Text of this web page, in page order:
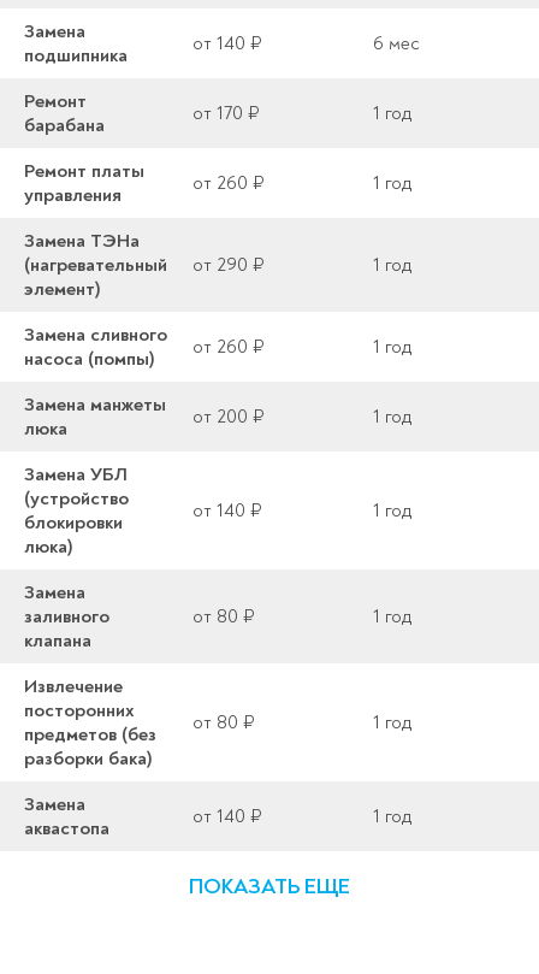
Замена
подшипника
от 140 ₽ 6 мес
Ремонт
барабана
от 170 ₽ 1 год
Ремонт платы
управления
от 260 ₽ 1 год
Замена ТЭНа
(нагревательный
элемент)
от 290 ₽ 1 год
Замена сливного
насоса (помпы)
от 260 ₽ 1 год
Замена манжеты
люка
от 200 ₽ 1 год
Замена УБЛ
(устройство
блокировки
люка)
от 140 ₽ 1 год
Замена
заливного
клапана
от 80 ₽ 1 год
Извлечение
посторонних
предметов (без
разборки бака)
от 80 ₽ 1 год
Замена
аквастопа
от 140 ₽ 1 год
ПОКАЗАТЬ ЕЩЕ